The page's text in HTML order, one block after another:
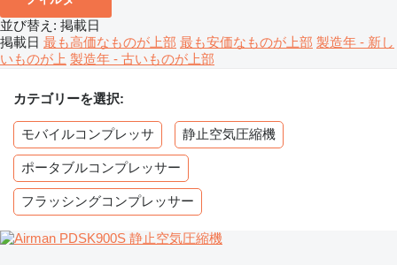
並び替え : 掲載日
掲載日 最も高価なものが上部 最も安価なものが上部 製造年 - 新し
いものが上 製造年 - 古いものが上部
カテゴリーを選択:
モバイルコンプレッサ 静止空気圧縮機
ポータブルコンプレッサー
フラッシングコンプレッサー